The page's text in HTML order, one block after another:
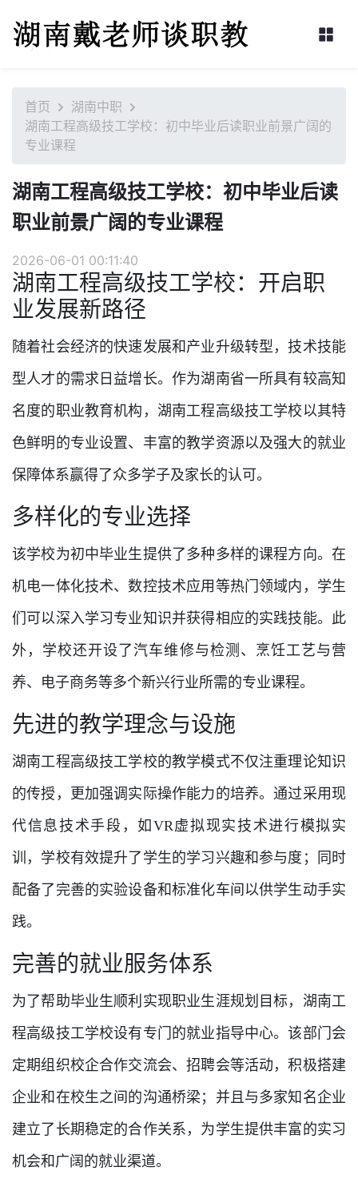
首页
湖南中职
湖南工程高级技工学校：初中毕业后读职业前景广阔的
专业课程
湖南工程高级技工学校：初中毕业后读
职业前景广阔的专业课程
2026-06-01 00:11:40
湖南工程高级技工学校：开启职
业发展新路径
随着社会经济的快速发展和产业升级转型，技术技能
型人才的需求日益增长。作为湖南省一所具有较高知
名度的职业教育机构，湖南工程高级技工学校以其特
色鲜明的专业设置、丰富的教学资源以及强大的就业
保障体系赢得了众多学子及家长的认可。
多样化的专业选择
该学校为初中毕业生提供了多种多样的课程方向。在
机电一体化技术、数控技术应用等热门领域内，学生
们可以深入学习专业知识并获得相应的实践技能。此
外，学校还开设了汽车维修与检测、烹饪工艺与营
养、电子商务等多个新兴行业所需的专业课程。
先进的教学理念与设施
湖南工程高级技工学校的教学模式不仅注重理论知识
的传授，更加强调实际操作能力的培养。通过采用现
代信息技术手段，如VR虚拟现实技术进行模拟实
训，学校有效提升了学生的学习兴趣和参与度；同时
配备了完善的实验设备和标准化车间以供学生动手实
践。
完善的就业服务体系
为了帮助毕业生顺利实现职业生涯规划目标，湖南工
程高级技工学校设有专门的就业指导中心。该部门会
定期组织校企合作交流会、招聘会等活动，积极搭建
企业和在校生之间的沟通桥梁；并且与多家知名企业
建立了长期稳定的合作关系，为学生提供丰富的实习
机会和广阔的就业渠道。